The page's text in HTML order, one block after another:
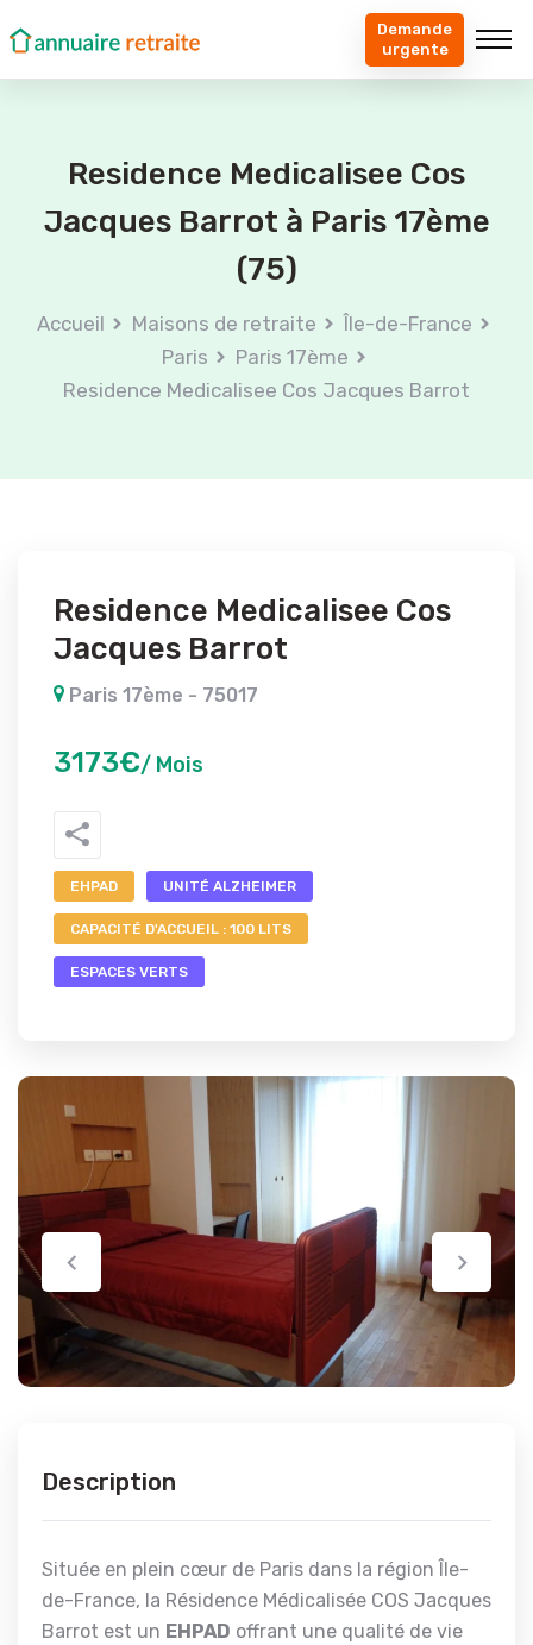
Demande
urgente
Residence Medicalisee Cos
Jacques Barrot à Paris 17ème
(75)
Accueil Maisons de retraite
Île-de-France
Paris
Paris 17ème
Residence Medicalisee Cos Jacques Barrot
Residence Medicalisee Cos
Jacques Barrot
Paris 17ème - 75017
3173€/ Mois
EHPAD UNITÉ ALZHEIMER
CAPACITÉ D'ACCUEIL : 100 LITS
ESPACES VERTS
Description
Située en plein cœur de Paris dans la région Île-
de-France, la Résidence Médicalisée COS Jacques
Barrot est un EHPAD offrant une qualité de vie